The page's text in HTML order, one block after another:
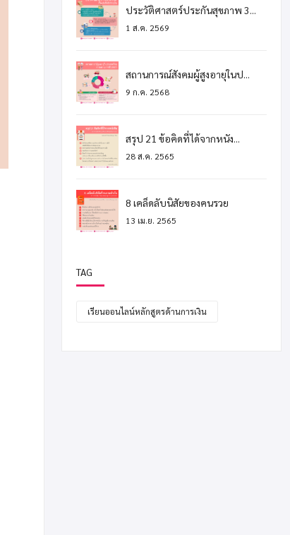
ประวัติศาสตร์ประกันสุขภาพ 3...
1 ส.ค. 2569
สถานการณ์สังคมผู้สูงอายุในป...
9 ก.ค. 2568
สรุป 21 ข้อคิดที่ได้จากหนัง...
28 ส.ค. 2565
8 เคล็ดลับนิสัยของคนรวย
13 เม.ย. 2565
TAG
เรียนออนไลน์หลักสูตรด้านการเงิน